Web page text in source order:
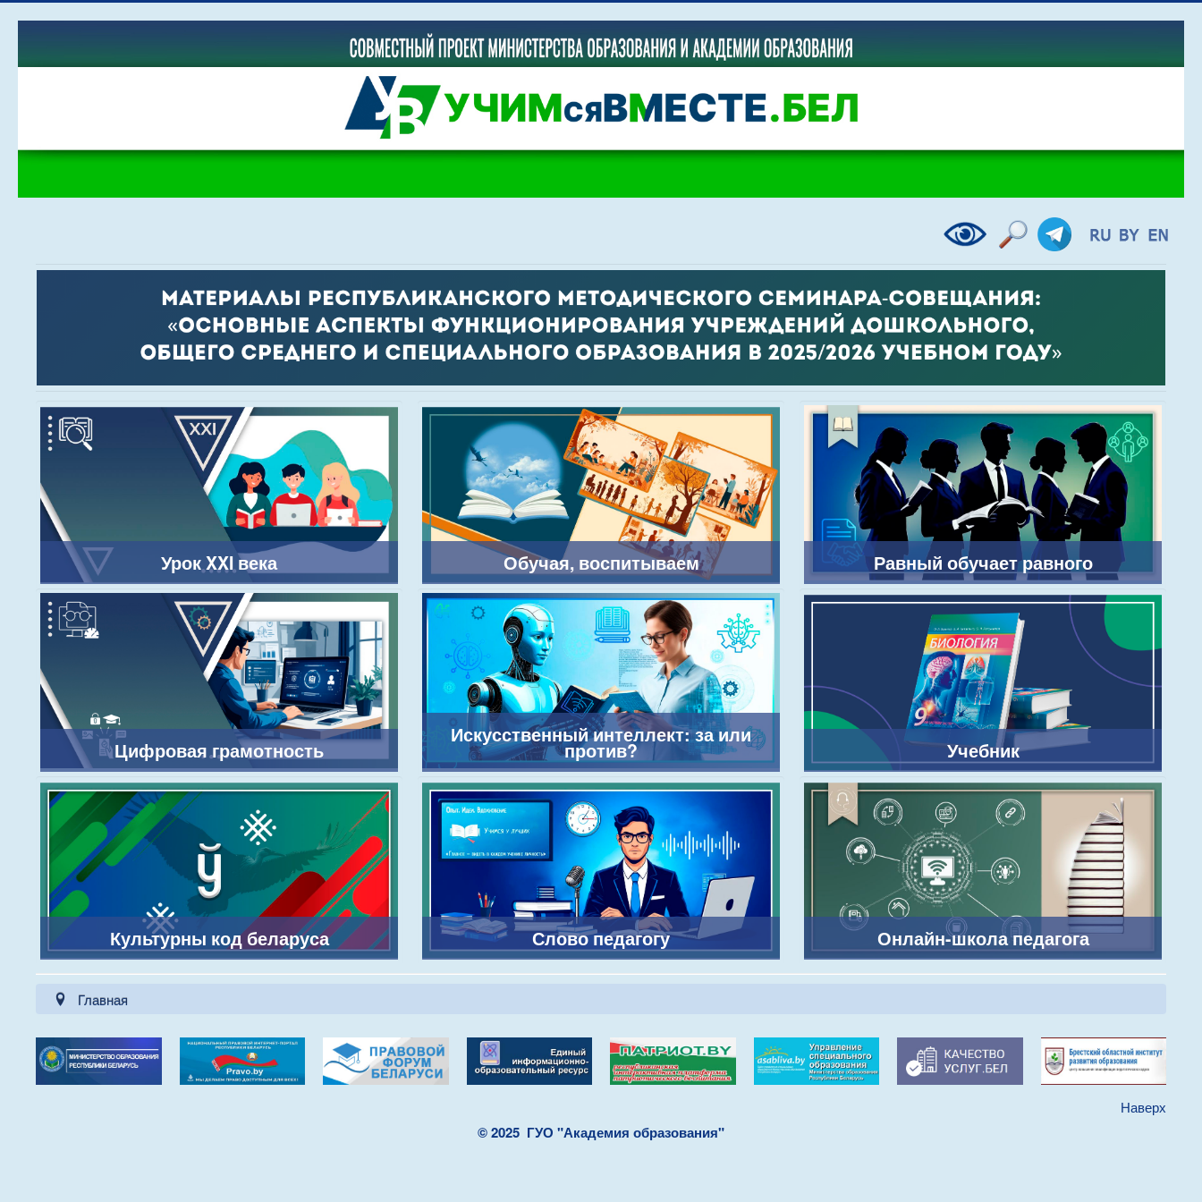
Урок XXI века
Цифровая грамотность
Культурны код беларуса
Обучая, воспитываем
Искусственный интеллект: за или
против?
Слово педагогу
Равный обучает равного
Учебник
Онлайн-школа педагога
Главная
Наверх
© 2025 ГУО "Академия образования"